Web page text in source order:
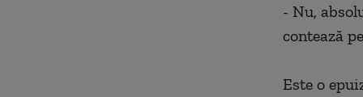
- Nu,
contează
Este o